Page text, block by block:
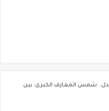
للجدل.. شمس المعارف الكبرى: بين